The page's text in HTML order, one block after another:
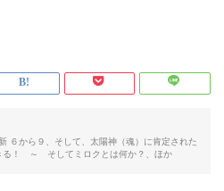
６から９、そして、太陽神（魂）に肯定された
る！ ～ そしてミロクとは何か？、ほか